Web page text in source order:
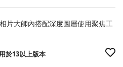
片大師內搭配深度圖層使用聚焦工
於13以上版本